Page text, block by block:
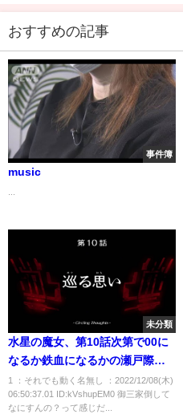
おすすめの記事
事件簿
music
未分類
水星の魔女、第10話次第で00に
なるか鉄血になるかの瀬戸際の
模様
1 ：それでも動く名無し ：2022/12/08(木)
06:50:37.01 ID:kVshupEM0 御三家倒して
なにすんの？って感じだ...